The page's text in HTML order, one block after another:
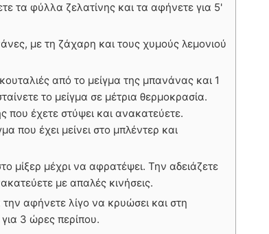
τα φύλλα ζελατίνης και τα αφήνετε για 5'
με τη ζάχαρη και τους χυμούς λεμονιού
από το μείγμα της μπανάνας και 1
το μείγμα σε μέτρια θερμοκρασία.
που έχετε στύψει και ανακατεύετε.
που έχει μείνει στο μπλέντερ και
μίξερ μέχρι να αφρατέψει. Την αδειάζετε
με απαλές κινήσεις.
αφήνετε λίγο να κρυώσει και στη
3 ώρες περίπου.